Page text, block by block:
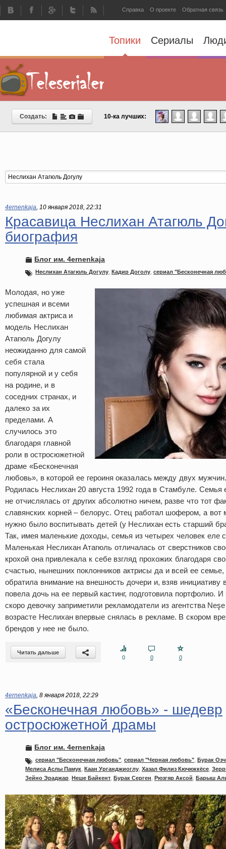
Справка О проекте Обратная связь
Топики Сериалы
Создать: 10-ка лучших:
4ernenkaja, 10 января 2018, 22:31
Красавица Неслихан Атагюль
биография
Блог им. 4ernenkaja
Неслихан Атагюль Догулу Кадир Доголу сериал "Бесконечная
Молодая, но уже
успешная и всеми
любимая актриса и
модель Неслихан
Атагюль Догулу
неожиданно для самой
себя стала
популярной и у себя
на родине, и в
соседних странах, и
далеко за их
пределами. А
случилось это
благодаря главной
роли в остросюжетной
драме «Бесконечная
любовь», в которой ее героиня оказалась между двух мужчин.
Родилась Неслихан 20 августа 1992 года в Стамбуле. Семья
не отчислялась от других абсолютно ничем, разве что тот
славянских корней – белорус. Отец работал шофером, а вот
нужно было воспитывать детей (у Неслихан есть старший
Так, имея маленькие доходы, семья из четырех человек еле
Маленькая Неслихан Атагюль отличалась от сверстников
крохой она привлекала к себе взгляд прохожих благодаря
счастью, нынешних поклонников актрисы да и всей ее
обратила внимание на внешность дочери и, взяв инициативу
повела дочь на ее первый кастинг, подготовила портфолио.
скоро девочку заприметили рекламодатели из агентства
возрасте Неслихан впервые снялась в рекламе. В скором
брендов у нее не было.
Читать дальше
0
0 0
4ernenkaja, 8 января 2018, 22:29
«Бесконечная любовь» - шедевр
остросюжетной драмы
Блог им. 4ernenkaja
сериал "Бесконечная любовь" сериал "Черная любовь" Бурак
Мелиса Аслы Памук Каан Урганджиоглу Хазал Филиз Кючюккёсе
Зейно Эраджар Неше Байкент Бурак Серген Рюзгяр Аксой Барыш